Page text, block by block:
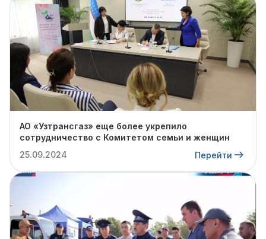
АО «Узтрансгаз» еще более укрепило
сотрудничество с Комитетом семьи и женщин
25.09.2024
Перейти